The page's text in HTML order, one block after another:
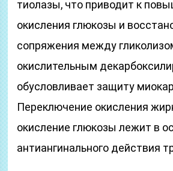
тиолазы, что приводит к
окисления глюкозы и
сопряжения между
окислительным
обусловливает защиту
Переключение окисления
окисление глюкозы лежит в
антиангинального действия